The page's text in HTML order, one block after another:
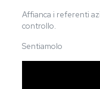
Affianca i referenti
controllo.
Sentiamolo